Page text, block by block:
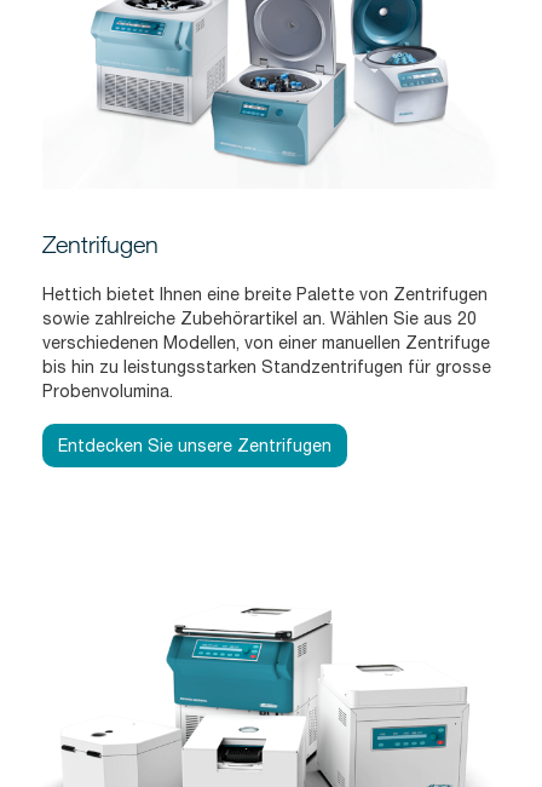
Zentrifugen
Hettich bietet Ihnen eine breite Palette von Zentrifugen
sowie zahlreiche Zubehörartikel an. Wählen Sie aus 20
verschiedenen Modellen, von einer manuellen Zentrifuge
bis hin zu leistungsstarken Standzentrifugen für grosse
Probenvolumina.
Entdecken Sie unsere Zentrifugen